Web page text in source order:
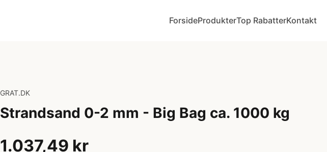
ForsideProdukterTop RabatterKontakt
GRAT.DK
Strandsand 0-2 mm - Big Bag ca. 1000 kg
1.037,49 kr